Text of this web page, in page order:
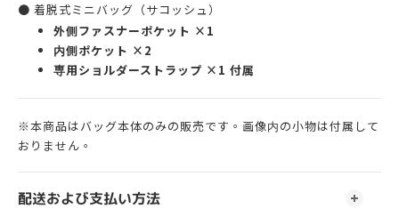
● 着脱式ミニバッグ（サコッシュ）
外側ファスナーポケット ×1
内側ポケット ×2
専用ショルダーストラップ ×1 付属
※本商品はバッグ本体のみの販売です。画像内の小物は付属して
おりません。
配送および支払い方法